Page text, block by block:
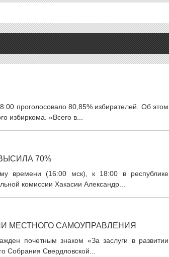
проголосовало 80,85% избирателей. Об этом
избиркома. «Всего в...
70%
времени (16:00 мск), к 18:00 в республике
комиссии Хакасии Александр...
МЕСТНОГО САМОУПРАВЛЕНИЯ
почетным знаком «За заслуги в развитии
Собрания Свердловской...